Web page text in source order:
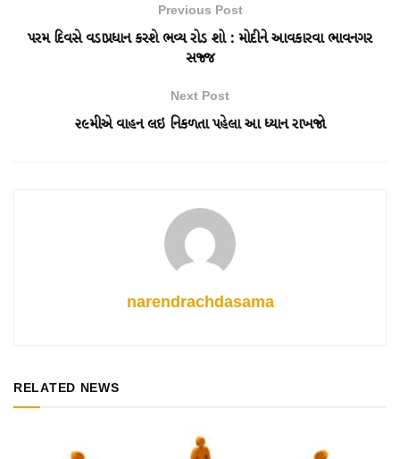
Previous Post
પરમ દિવસે વડાપ્રધાન કરશે ભવ્ય રોડ શો : મોદીને આવકારવા ભાવનગર
સજ્જ
Next Post
૨૯મીએ વાહન લઇ નિકળતા પહેલા આ ધ્યાન રાખજો
narendrachdasama
RELATED NEWS